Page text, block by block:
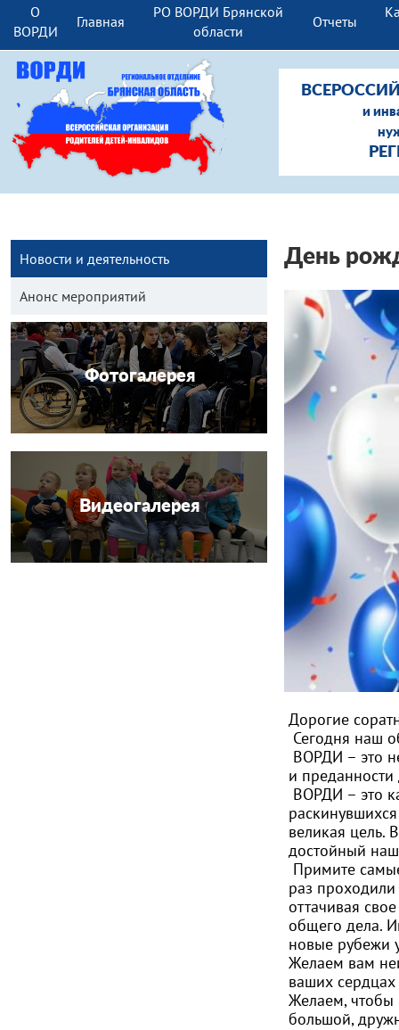
О
ВОРДИ
Главная
РО ВОРДИ Брянской
области
Отчеты
и
Новости и деятельность
Анонс мероприятий
Фотогалерея
Видеогалерея
День
Дорогие
Сегодня наш
ВОРДИ – это
и
ВОРДИ – это
великая цель.
достойный
Примите
раз
оттачивая
общего дела.
новые рубежи
Желаем вам
ваших сердцах
Желаем, чтобы
большой,